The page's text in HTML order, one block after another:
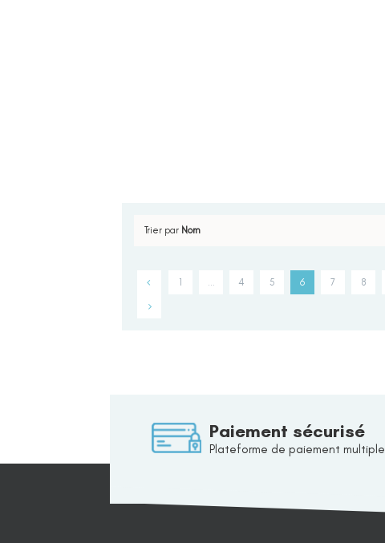
Trier par Nom
1 … 4 5 6 7 8
Paiement sécurisé
Plateforme de paiement multiple